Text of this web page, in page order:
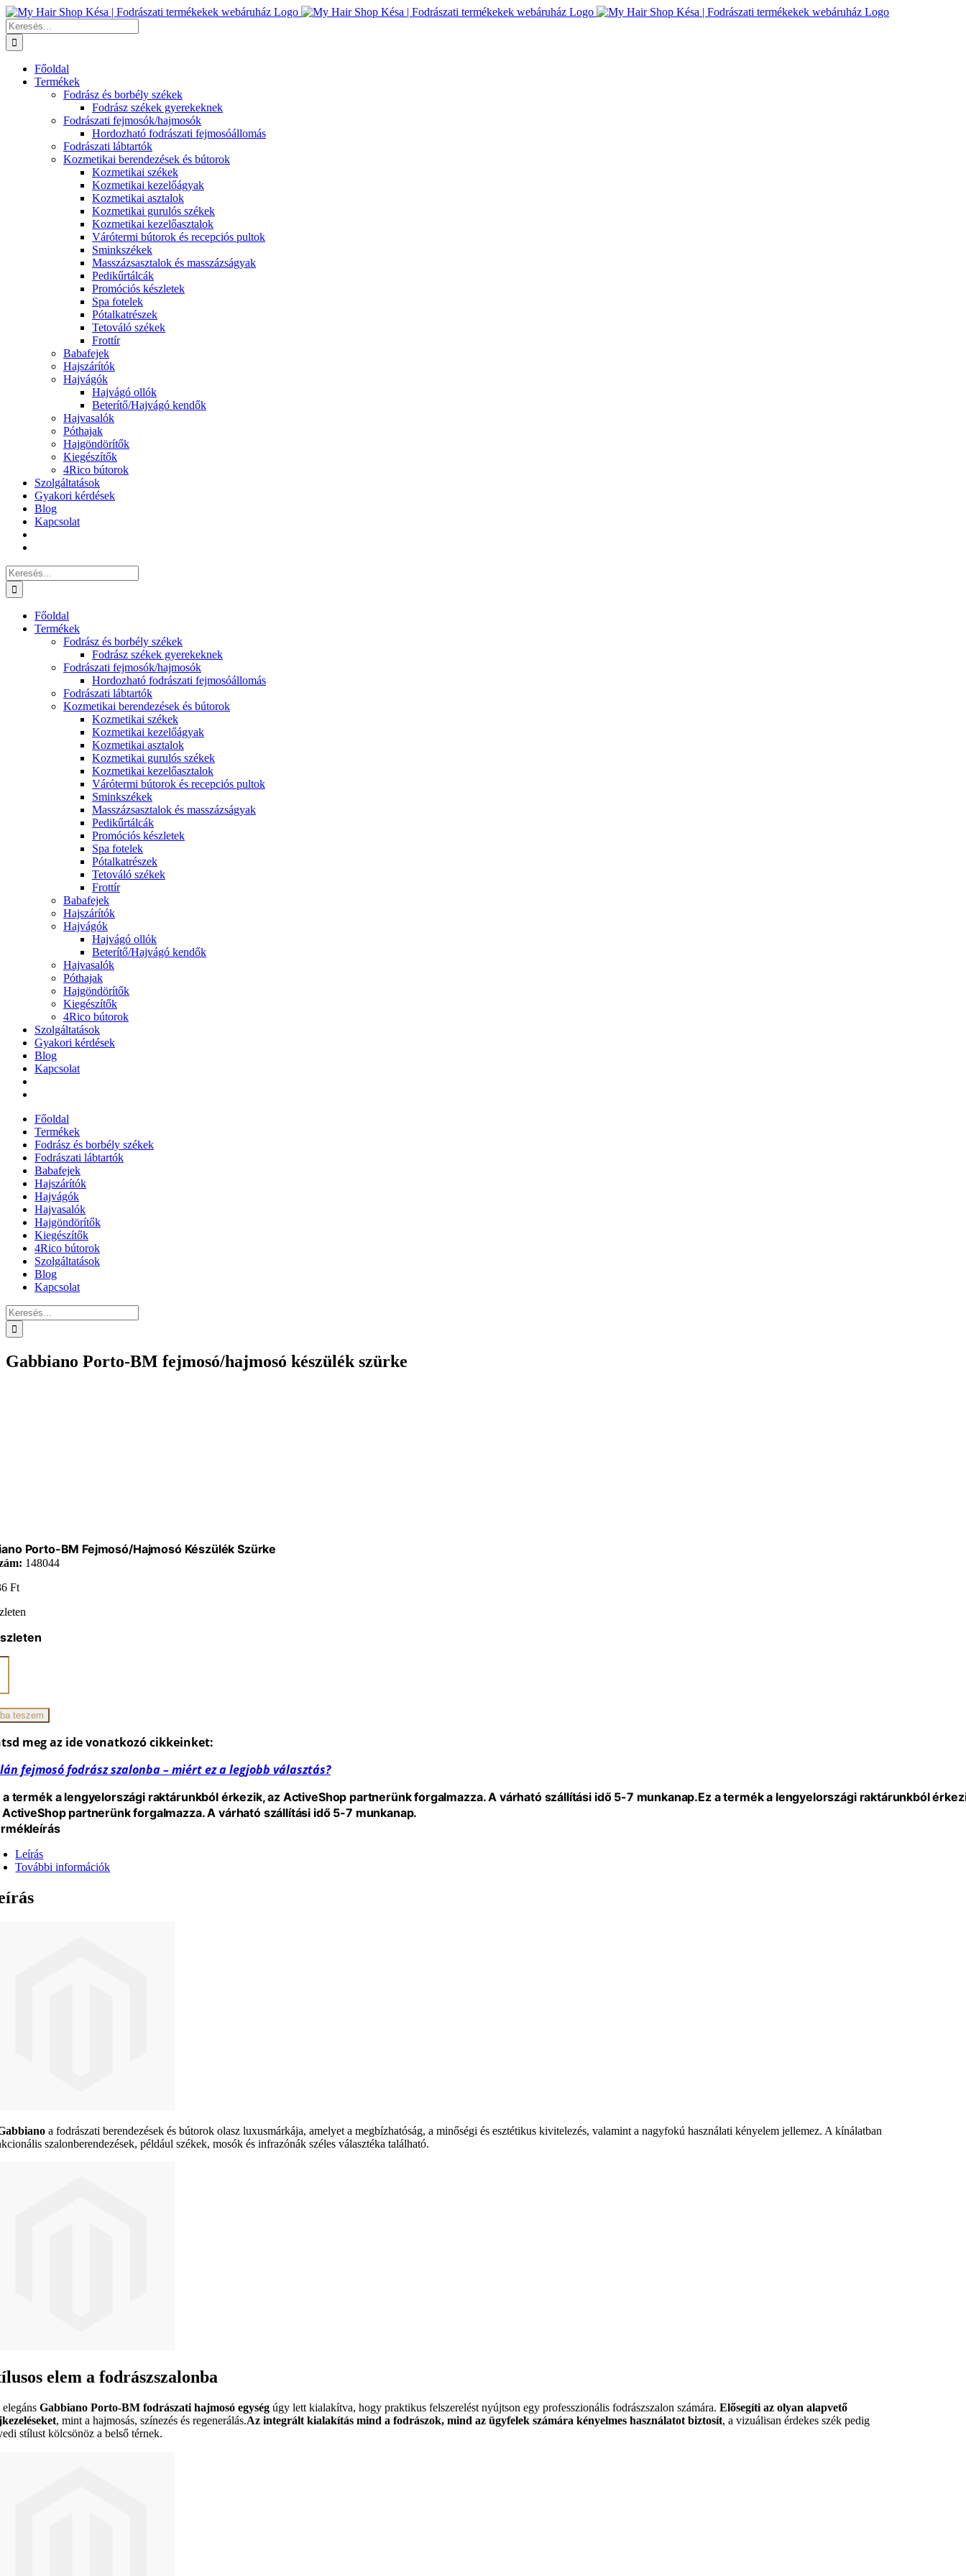
Kihagyás
Keresés...
Főoldal
Termékek
Fodrász és borbély székek
Fodrász székek gyerekeknek
Fodrászati fejmosók/hajmosók
Hordozható fodrászati fejmosóállomás
Fodrászati lábtartók
Kozmetikai berendezések és bútorok
Kozmetikai székek
Kozmetikai kezelőágyak
Kozmetikai asztalok
Kozmetikai gurulós székek
Kozmetikai kezelőasztalok
Várótermi bútorok és recepciós pultok
Sminkszékek
Masszázsasztalok és masszázságyak
Pedikűrtálcák
Promóciós készletek
Spa fotelek
Pótalkatrészek
Tetováló székek
Frottír
Babafejek
Hajszárítók
Hajvágók
Hajvágó ollók
Beterítő/Hajvágó kendők
Hajvasalók
Póthajak
Hajgöndörítők
Kiegészítők
4Rico bútorok
Szolgáltatások
Gyakori kérdések
Blog
Kapcsolat
Keresés...
Főoldal
Termékek
Fodrász és borbély székek
Fodrász székek gyerekeknek
Fodrászati fejmosók/hajmosók
Hordozható fodrászati fejmosóállomás
Fodrászati lábtartók
Kozmetikai berendezések és bútorok
Kozmetikai székek
Kozmetikai kezelőágyak
Kozmetikai asztalok
Kozmetikai gurulós székek
Kozmetikai kezelőasztalok
Várótermi bútorok és recepciós pultok
Sminkszékek
Masszázsasztalok és masszázságyak
Pedikűrtálcák
Promóciós készletek
Spa fotelek
Pótalkatrészek
Tetováló székek
Frottír
Babafejek
Hajszárítók
Hajvágók
Hajvágó ollók
Beterítő/Hajvágó kendők
Hajvasalók
Póthajak
Hajgöndörítők
Kiegészítők
4Rico bútorok
Szolgáltatások
Gyakori kérdések
Blog
Kapcsolat
Főoldal
Termékek
Fodrász és borbély székek
Fodrászati lábtartók
Babafejek
Hajszárítók
Hajvágók
Hajvasalók
Hajgöndörítők
Kiegészítők
4Rico bútorok
Szolgáltatások
Blog
Kapcsolat
Keresés...
Gabbiano Porto-BM fejmosó/hajmosó készülék szürke
Porto-BM Fejmosó/hajmosó Készülék Szürke
148044
Ft
teszem
meg az ide vonatkozó cikkeinket:
fejmosó fodrász szalonba – miért ez a legjobb választás?
a termék a lengyelországi raktárunkból érkezik, az ActiveShop partnerünk forgalmazza. A várható szállítási idő 5-7 munkanap.Ez a termék a lengyelországi raktárunkból
ActiveShop partnerünk forgalmazza. A várható szállítási idő 5-7 munkanap.
Leírás
További információk
a fodrászati berendezések és bútorok olasz luxusmárkája, amelyet a megbízhatóság, a minőségi és esztétikus kivitelezés, valamint a nagyfokú használati kényelem jellemez. A kínálatban
szalonberendezések, például székek, mosók és infrazónák széles választéka található.
elem a fodrászszalonba
elegánsGabbiano Porto-BM fodrászati hajmosó egység úgy lett kialakítva, hogy praktikus felszerelést nyújtson egy professzionális fodrászszalon számára.Elősegíti az olyan alapvető
, mint a hajmosás, színezés és regenerálás.Az integrált kialakítás mind a fodrászok, mind az ügyfelek számára kényelmes használatot biztosít, a vizuálisan érdekes szék pedig
stílust kölcsönöz a belső térnek.